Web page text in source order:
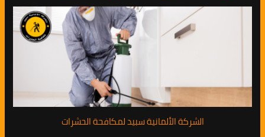
الشركة الألمانية سبيد لمكافحة الحشرات